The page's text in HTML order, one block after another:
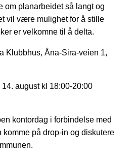
om planarbeidet så langt og
vil være mulighet for å stille
er velkomne til å delta.
Åna-Sira-veien 1,
august kl 18:00-20:00
kontordag i forbindelse med
komme på drop-in og diskutere